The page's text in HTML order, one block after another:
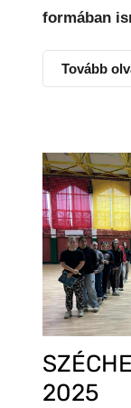
formában
Tovább
2025